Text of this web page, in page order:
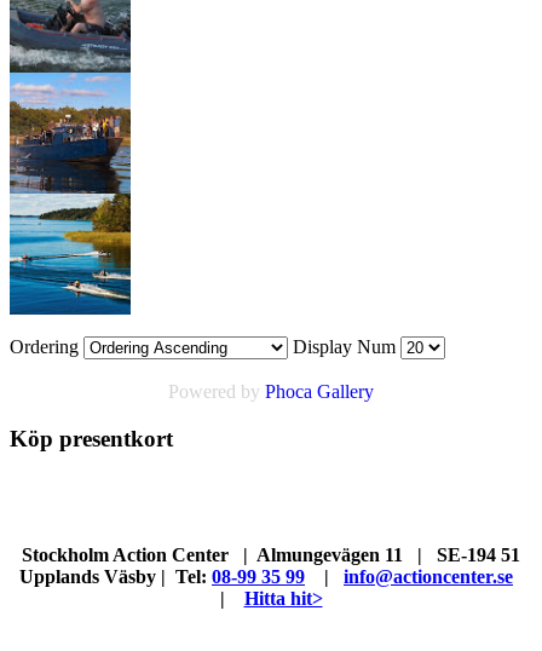
Ordering Display Num
Powered by Phoca Gallery
Köp presentkort
Stockholm Action Center | Almungevägen 11 | SE-194 51
Upplands Väsby | Tel: 08-99 35 99 | info@actioncenter.se
| Hitta hit>